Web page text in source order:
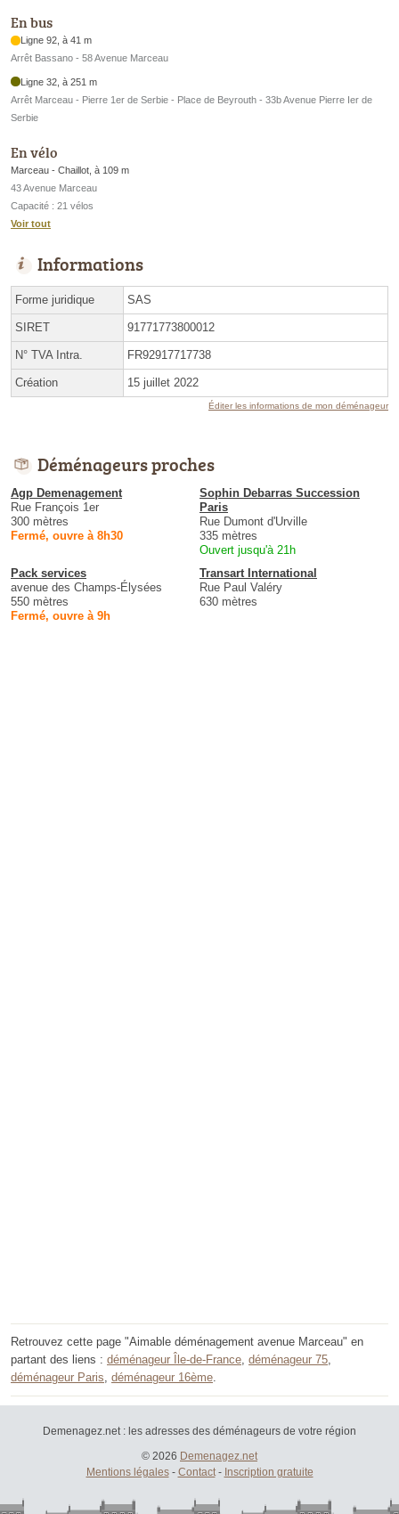
En bus
Ligne 92, à 41 m
Arrêt Bassano - 58 Avenue Marceau
Ligne 32, à 251 m
Arrêt Marceau - Pierre 1er de Serbie - Place de Beyrouth - 33b Avenue Pierre Ier de
Serbie
En vélo
Marceau - Chaillot, à 109 m
43 Avenue Marceau
Capacité : 21 vélos
Voir tout
Informations
Forme juridique SAS
SIRET 91771773800012
N° TVA Intra. FR92917717738
Création 15 juillet 2022
Éditer les informations de mon déménageur
Déménageurs proches
Agp Demenagement
Rue François 1er
300 mètres
Fermé, ouvre à 8h30
Sophin Debarras Succession
Paris
Rue Dumont d'Urville
335 mètres
Ouvert jusqu'à 21h
Pack services
avenue des Champs-Élysées
550 mètres
Fermé, ouvre à 9h
Transart International
Rue Paul Valéry
630 mètres
Retrouvez cette page "Aimable déménagement avenue Marceau" en
partant des liens : déménageur Île-de-France, déménageur 75,
déménageur Paris, déménageur 16ème.
Demenagez.net : les adresses des déménageurs de votre région
© 2026 Demenagez.net
Mentions légales- Contact- Inscription gratuite